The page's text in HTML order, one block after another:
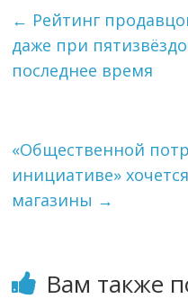
g
r
a
m
a
s
s
i
в
и
т
ь
← Рейтинг
даже при
последнее время
«Общественной
инициативе»
магазины →
Вам также